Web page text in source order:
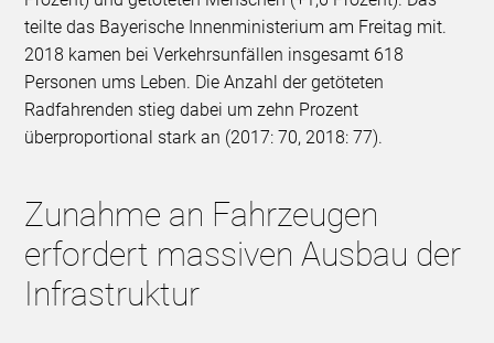
teilte das Bayerische Innenministerium am Freitag mit.
2018 kamen bei Verkehrsunfällen insgesamt 618
Personen ums Leben. Die Anzahl der getöteten
Radfahrenden stieg dabei um zehn Prozent
überproportional stark an (2017: 70, 2018: 77).
Zunahme an Fahrzeugen
erfordert massiven Ausbau der
Infrastruktur